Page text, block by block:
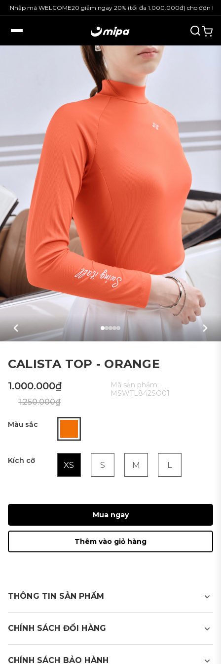
Nhập mã WELCOME20 giảm ngay 20% (tối đa 1.000.000đ) cho đơn hàng
CALISTA TOP - ORANGE
1.000.000₫
1.250.000₫
Mã sản phẩm:
MSWTL842SO01
Màu sắc
Kích cỡ XS S M L
Mua ngay
Thêm vào giỏ hàng
THÔNG TIN SẢN PHẨM
thao.
CHÍNH SÁCH ĐỔI HÀNG
CHÍNH SÁCH BẢO HÀNH